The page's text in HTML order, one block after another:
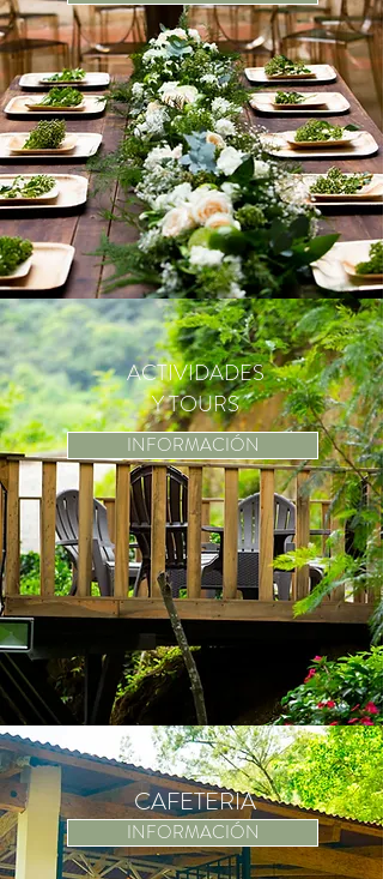
ACTIVIDADES
Y TOURS
INFORMACIÓN
CAFETERIA
INFORMACIÓN